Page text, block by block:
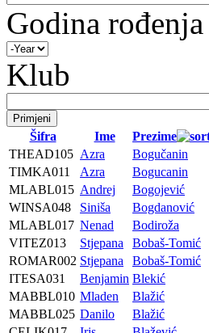
Godina rođenja
Klub
Šifra Ime Prezime
THEAD105 Azra Bogučanin
TIMKA011
Azra Bogucanin
MLABL015 Andrej Bogojević
WINSA048
Siniša Bogdanović
MLABL017 Nenad Bodiroža
VITEZ013
Stjepana Bobaš-Tomić
ROMAR002 Stjepana Bobaš-Tomić
ITESA031
Benjamin Blekić
MABBL010 Mladen Blažić
MABBL025 Danilo Blažić